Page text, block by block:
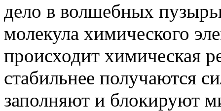
дело в волшебных
молекула химического
происходит химическая
стабильнее получаются
заполняют и блокируют